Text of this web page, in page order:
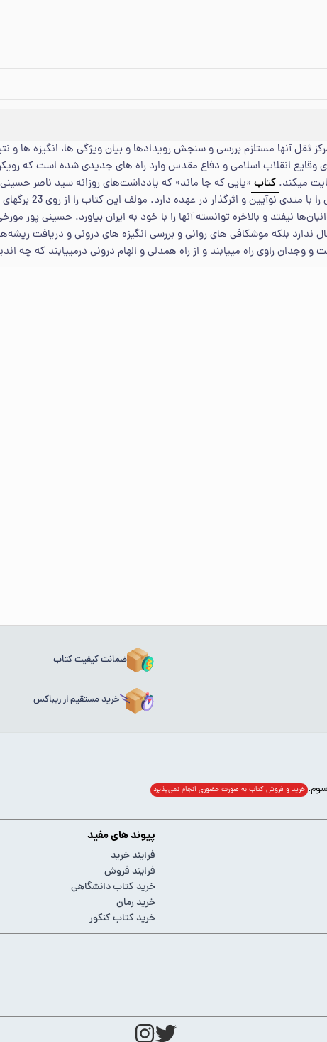
ثقل آنها مستلزم بررسی و سنجش رویدادها و بیان ویژگی‏ ها، انگیزه
انقلاب اسلامی و دفاع مقدس وارد راه‏ های جدیدی شده است که
می‏‏کند. کتاب «پایی که جا ماند» که یادداشت‌های روزانه‌ سید ناصر
است که شرح
نیفتد و بالاخره توانسته آنها را با خود به ایران بیاورد. حسینی
بلکه موشکافی‏ های روانی و بررسی انگیزه‏ های درونی و دریافت
راوی راه می‏یابند و از راه همدلی و الهام درونی درمی‏یابند که چه
ضمانت کیفیت کتاب
خرید مستقیم از ریباکس
خرید و فروش کتاب به صورت حضوری انجام‌ نمی‌پذیرد
پیوند های مفید
فرایند خرید
فرایند فروش
خرید کتاب دانشگاهی
خرید رمان
خرید کتاب کنکور